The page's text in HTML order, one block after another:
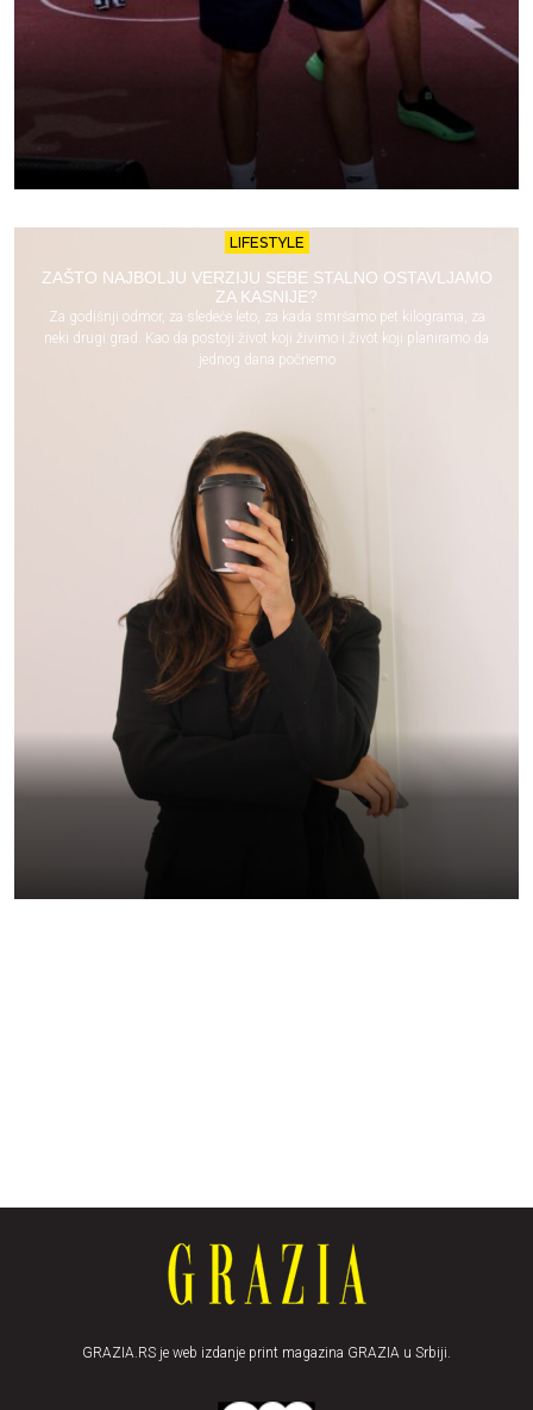
LIFESTYLE
ZAŠTO NAJBOLJU VERZIJU SEBE STALNO OSTAVLJAMO
ZA KASNIJE?
Za godišnji odmor, za sledeće leto, za kada smršamo pet kilograma, za
neki drugi grad. Kao da postoji život koji živimo i život koji planiramo da
jednog dana počnemo
GRAZIA.RS je web izdanje print magazina GRAZIA u Srbiji.